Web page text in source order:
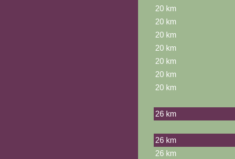
20 km
20 km
20 km
20 km
20 km
20 km
20 km
26 km
26 km
26 km